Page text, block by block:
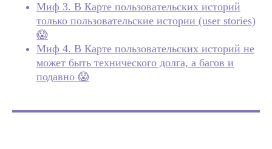
Миф 3. В Карте пользовательских историй
только пользовательские истории (user stories)
😱
Миф 4. В Карте пользовательских историй не
может быть технического долга, а багов и
подавно 😱